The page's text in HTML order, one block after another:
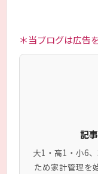
＊当ブログは広告
記
大1・高1・小6
ため家計管理を